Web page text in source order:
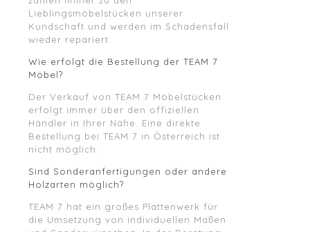
Lieblingsmöbelstücken unserer
Kundschaft und werden im Schadensfall
wieder repariert.
Wie erfolgt die Bestellung der TEAM 7
Möbel?
Der Verkauf von TEAM 7 Möbelstücken
erfolgt immer über den offiziellen
Händler in Ihrer Nähe. Eine direkte
Bestellung bei TEAM 7 in Österreich ist
nicht möglich.
Sind Sonderanfertigungen oder andere
Holzarten möglich?
TEAM 7 hat ein großes Plattenwerk für
die Umsetzung von individuellen Maßen